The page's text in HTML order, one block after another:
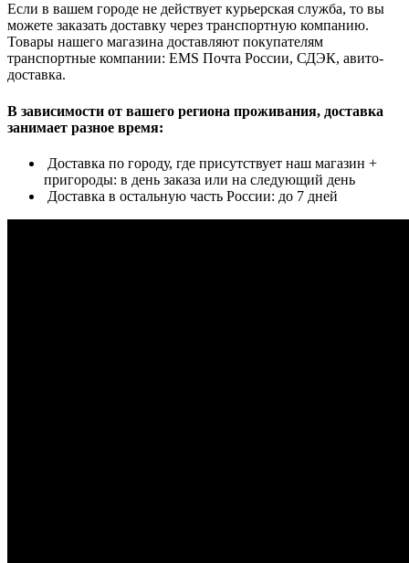
Если в вашем городе не действует курьерская служба, то вы
можете заказать доставку через транспортную компанию.
Товары нашего магазина доставляют покупателям
транспортные компании: EMS Почта России, СДЭК, авито-
доставка.
В зависимости от вашего региона проживания, доставка
занимает разное время:
Доставка по городу, где присутствует наш магазин +
пригороды: в день заказа или на следующий день
Доставка в остальную часть России: до 7 дней